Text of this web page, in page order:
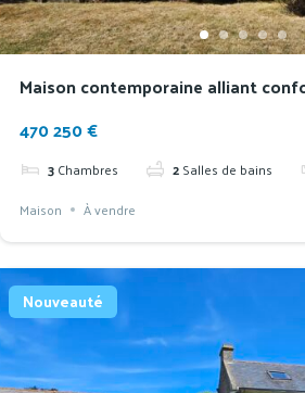
Maison contemporaine alliant
470 250 €
3Chambres 2Salles de bains
Maison
À vendre
Nouveauté